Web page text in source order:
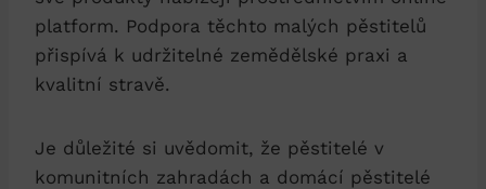
platform. Podpora⁤ těchto‌ malých pěstitelů
přispívá k udržitelné zemědělské praxi a
kvalitní stravě.
Je důležité ⁤si uvědomit, že⁤ pěstitelé ⁢v
komunitních zahradách a domácí pěstitelé